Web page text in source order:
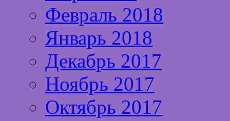
Февраль 2018
Январь 2018
Декабрь 2017
Ноябрь 2017
Октябрь 2017